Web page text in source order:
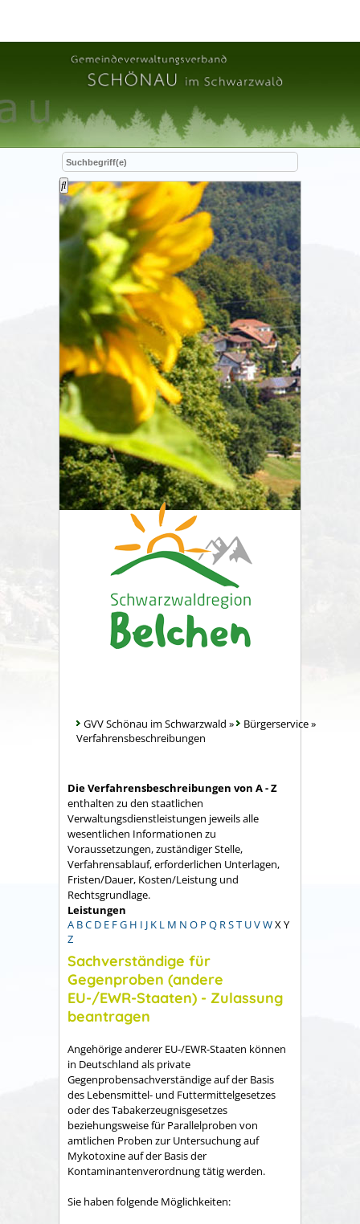
GVV Schönau im Schwarzwald » Bürgerservice»
Verfahrensbeschreibungen
Die Verfahrensbeschreibungen von A - Z
enthalten zu den staatlichen
Verwaltungsdienstleistungen jeweils alle
wesentlichen Informationen zu
Voraussetzungen, zuständiger Stelle,
Verfahrensablauf, erforderlichen Unterlagen,
Fristen/Dauer, Kosten/Leistung und
Rechtsgrundlage.
Leistungen
A BC D E FG H I J K L M N O P Q RST UVWX Y
Z
Sachverständige für
Gegenproben (andere
EU-/EWR-Staaten) - Zulassung
beantragen
Angehörige anderer EU-/EWR-Staaten können
in Deutschland als private
Gegenprobensachverständige auf der Basis
des Lebensmittel- und Futtermittelgesetzes
oder des Tabakerzeugnisgesetzes
beziehungsweise für Parallelproben von
amtlichen Proben zur Untersuchung auf
Mykotoxine auf der Basis der
Kontaminantenverordnung tätig werden.
Sie haben folgende Möglichkeiten: